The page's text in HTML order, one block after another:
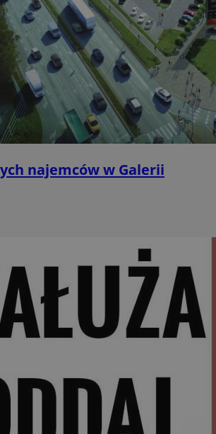
najemców w Galerii